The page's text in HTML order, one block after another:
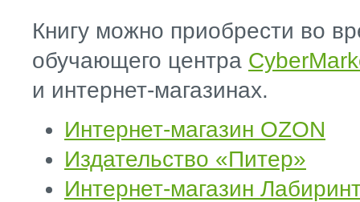
Книгу можно приобрести во
обучающего центра
и интернет-магазинах.
Интернет-магазин OZON
Издательство «Питер»
Интернет-магазин